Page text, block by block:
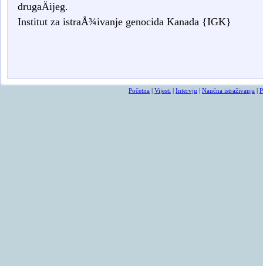
drugaÄijeg.
Institut za istraÅ¾ivanje genocida Kanada {IGK}
Početna Vijesti Intervju Naučna istraživanja